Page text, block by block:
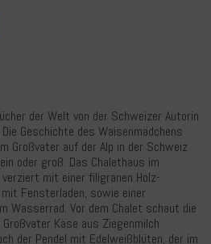
der Welt von der Schweizer Autorin
Geschichte des Waisenmädchens
Großvater auf der Alp in der Schweiz
oder groß. Das Chalethaus im
mit einer filigranen Holz-
Fensterladen, sowie einer
Wasserrad. Vor dem Chalet schaut die
Käse aus Ziegenmilch
der Pendel mit Edelweißblüten, der im